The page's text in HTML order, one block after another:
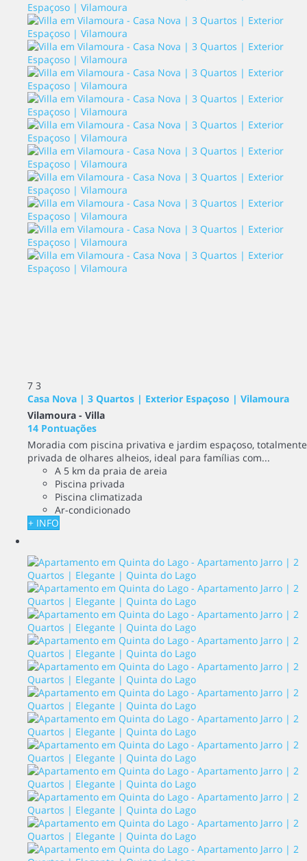
7 3
Casa Nova | 3 Quartos | Exterior Espaçoso | Vilamoura
Vilamoura - Villa
14 Pontuações
Moradia com piscina privativa e jardim espaçoso, totalmente
privada de olhares alheios, ideal para famílias com...
A 5 km da praia de areia
Piscina privada
Piscina climatizada
Ar-condicionado
+ INFO